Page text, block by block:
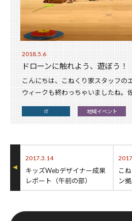
2018.5.6
ドローンに触れよう、遊ぼう！
こんにちは、こねくり家スタッフの
ウィークも終わっちゃいましたね。
IT 地域イベント
2017.3.14
キッズWebデザイナー成果
レポート（午前の部）
こ
ン